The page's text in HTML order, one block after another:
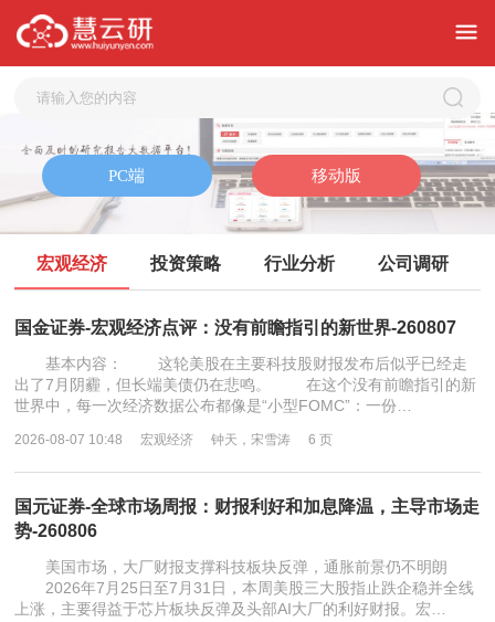
宏观经济 投资策略 行业分析 公司调研
国金证券-宏观经济点评：没有前瞻指引的新世界-260807
基本内容： 这轮美股在主要科技股财报发布后似乎已经走
出了7月阴霾，但长端美债仍在悲鸣。 在这个没有前瞻指引的新
世界中，每一次经济数据公布都像是“小型FOMC”：一份…
2026-08-07 10:48 宏观经济 钟天，宋雪涛 6 页
国元证券-全球市场周报：财报利好和加息降温，主导市场走
势-260806
美国市场，大厂财报支撑科技板块反弹，通胀前景仍不明朗
2026年7月25日至7月31日，本周美股三大股指止跌企稳并全线
上涨，主要得益于芯片板块反弹及头部AI大厂的利好财报。宏…